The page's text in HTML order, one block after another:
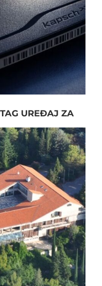
UREĐAJ ZA